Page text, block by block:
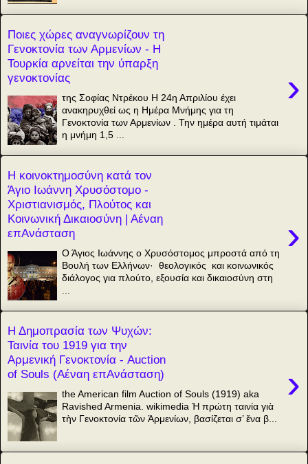
Ποιες χώρες αναγνωρίζουν τη
Γενοκτονία των Αρμενίων - Η
Τουρκία αρνείται την ύπαρξη
γενοκτονίας
›
της Σοφίας Ντρέκου Η 24η Απριλίου έχει
ανακηρυχθεί ως η Ημέρα Μνήμης για τη
Γενοκτονία των Αρμενίων . Την ημέρα αυτή τιμάται
η μνήμη 1,5 ...
Η κοινοκτημοσύνη κατά τον
Άγιο Ιωάννη Χρυσόστομο -
Χριστιανισμός, Πλούτος και
Κοινωνική Δικαιοσύνη | Αέναη
επΑνάσταση
›
Ο Άγιος Ιωάννης ο Χρυσόστομος μπροστά από τη
Βουλή των Ελλήνων· θεολογικός και κοινωνικός
διάλογος για πλούτο, εξουσία και δικαιοσύνη στη
Η Δημοπρασία των Ψυχών:
Ταινία του 1919 για την
Αρμενική Γενοκτονία - Auction
of Souls (Αέναη επΑνάσταση)
›
the American film Auction of Souls (1919) aka
Ravished Armenia. wikimedia Ἡ πρώτη ταινία γιὰ
τὴν Γενοκτονία τῶν Ἀρμενίων, βασίζεται σ’ ἕνα β...